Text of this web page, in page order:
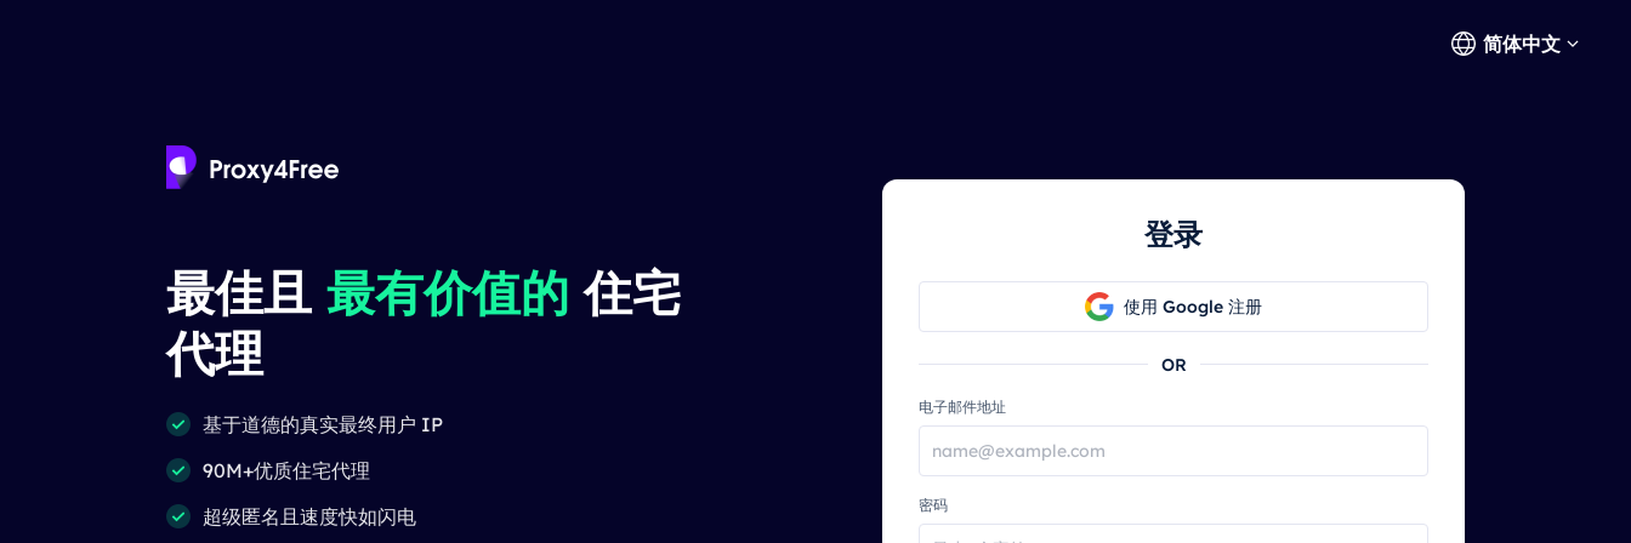
最佳且 最有价值的 住宅
代理
基于道德的真实最终用户 IP
90M+优质住宅代理
超级匿名且速度快如闪电
登录
使用 Google 注册
OR
电子邮件地址
密码
简体中文